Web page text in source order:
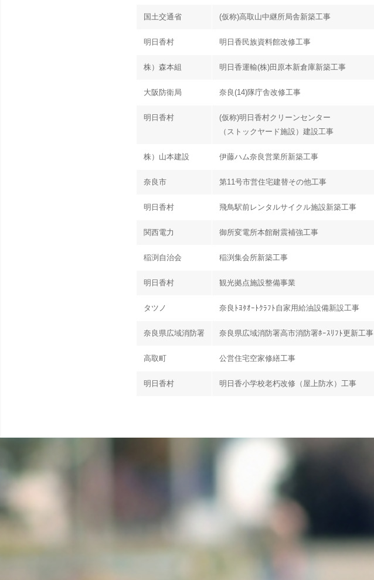
国土交通省 (仮称)高取山中継所局舎新築工事
明日香村 明日香民族資料館改修工事
株）森本組 明日香運輸(株)田原本新倉庫新築工事
大阪防衛局 奈良(14)隊庁舎改修工事
明日香村
(仮称)明日香村クリーンセンター
（ストックヤード施設）建設工事
株）山本建設 伊藤ハム奈良営業所新築工事
奈良市 第11号市営住宅建替その他工事
明日香村 飛鳥駅前レンタルサイクル施設新築工事
関西電力 御所変電所本館耐震補強工事
稲渕自治会 稲渕集会所新築工事
明日香村 観光拠点施設整備事業
タツノ 奈良ﾄﾖﾀｵｰﾄｸﾗﾌﾄ自家用給油設備新設工事
奈良県広域消防署 奈良県広域消防署高市消防署ﾎｰｽﾘﾌﾄ更新工事
高取町 公営住宅空家修繕工事
明日香村 明日香小学校老朽改修（屋上防水）工事